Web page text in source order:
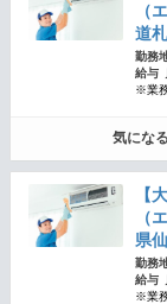
（
道
勤務
給与
※業
気になる
【
（
県
勤務
給与
※業